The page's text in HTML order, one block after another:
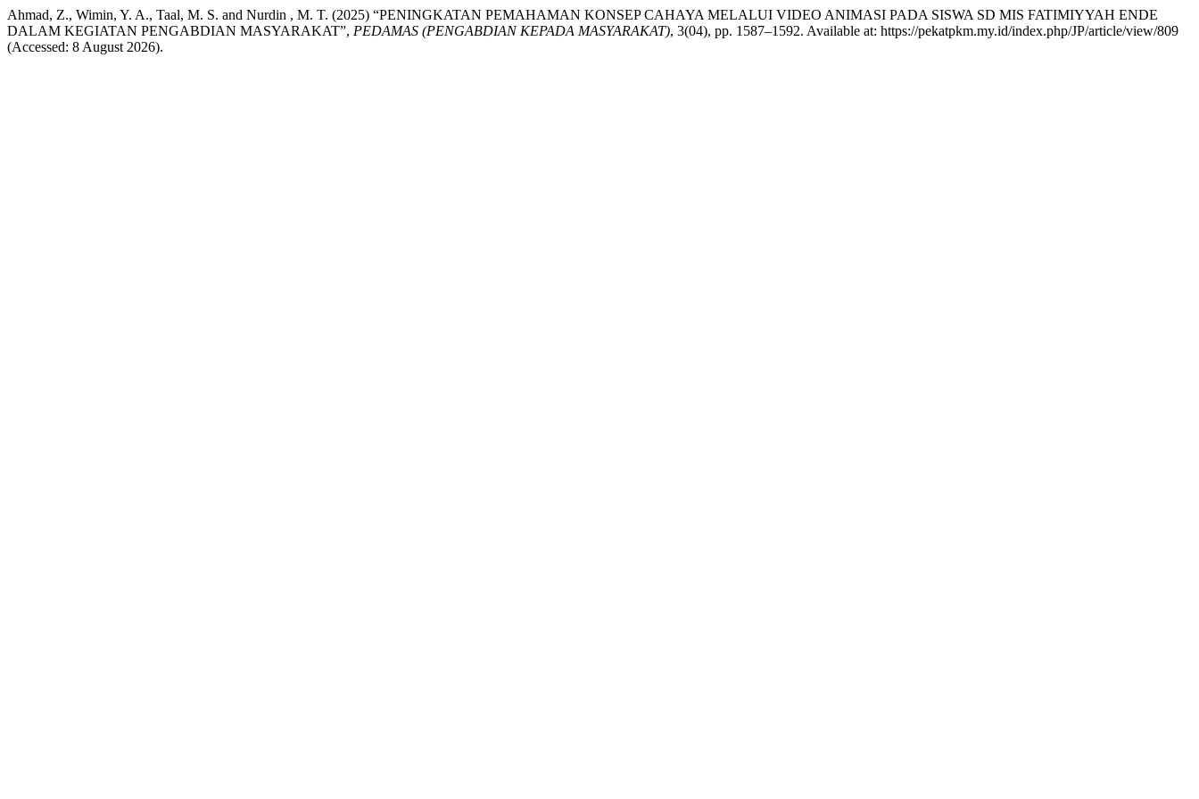
Ahmad, Z., Wimin, Y. A., Taal, M. S. and Nurdin , M. T. (2025) “PENINGKATAN PEMAHAMAN KONSEP CAHAYA MELALUI VIDEO ANIMASI PADA SISWA SD MIS FATIMIYYAH ENDE
DALAM KEGIATAN PENGABDIAN MASYARAKAT”, PEDAMAS (PENGABDIAN KEPADA MASYARAKAT), 3(04), pp. 1587–1592. Available at: https://pekatpkm.my.id/index.php/JP/article/view/809
(Accessed: 8 August 2026).